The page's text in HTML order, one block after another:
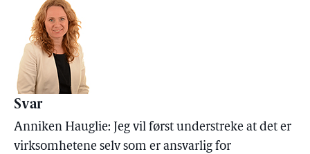
Svar
Anniken Hauglie: Jeg vil først understreke at det er
virksomhetene selv som er ansvarlig for